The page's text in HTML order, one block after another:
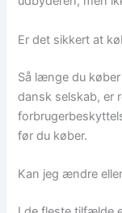
Er det sikkert at
Så længe du
dansk selskab, er
før du køber.
Kan jeg ændre